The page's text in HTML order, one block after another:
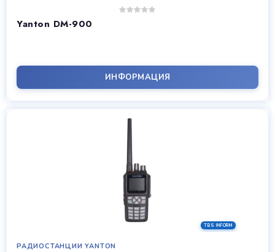
Yanton DM-900
ИНФОРМАЦИЯ
РАДИОСТАНЦИИ YANTON